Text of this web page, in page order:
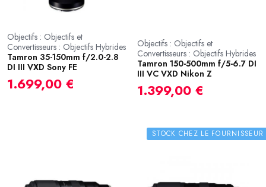
Objectifs : Objectifs et
Convertisseurs : Objectifs Hybrides
Tamron 35-150mm f/2.0-2.8
DI III VXD Sony FE
1.699,00 €
Objectifs : Objectifs et
Convertisseurs : Objectifs Hybrides
Tamron 150-500mm f/5-6.7 DI
III VC VXD Nikon Z
1.399,00 €
STOCK CHEZ LE FOURNISSEUR